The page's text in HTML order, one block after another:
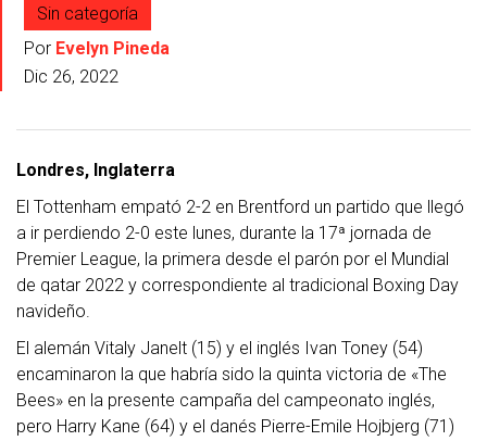
Sin categoría
Por Evelyn Pineda
Dic 26, 2022
Londres, Inglaterra
El Tottenham empató 2-2 en Brentford un partido que llegó
a ir perdiendo 2-0 este lunes, durante la 17ª jornada de
Premier League, la primera desde el parón por el Mundial
de qatar 2022 y correspondiente al tradicional Boxing Day
navideño.
El alemán Vitaly Janelt (15) y el inglés Ivan Toney (54)
encaminaron la que habría sido la quinta victoria de «The
Bees» en la presente campaña del campeonato inglés,
pero Harry Kane (64) y el danés Pierre-Emile Hojbjerg (71)